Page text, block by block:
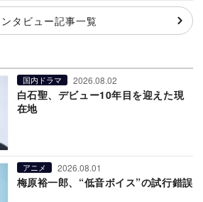
タビュー記事一覧
国内ドラマ 2026.08.02
白石聖、デビュー10年目を迎えた現
在地
アニメ 2026.08.01
梅原裕一郎、“低音ボイス”の試行錯誤